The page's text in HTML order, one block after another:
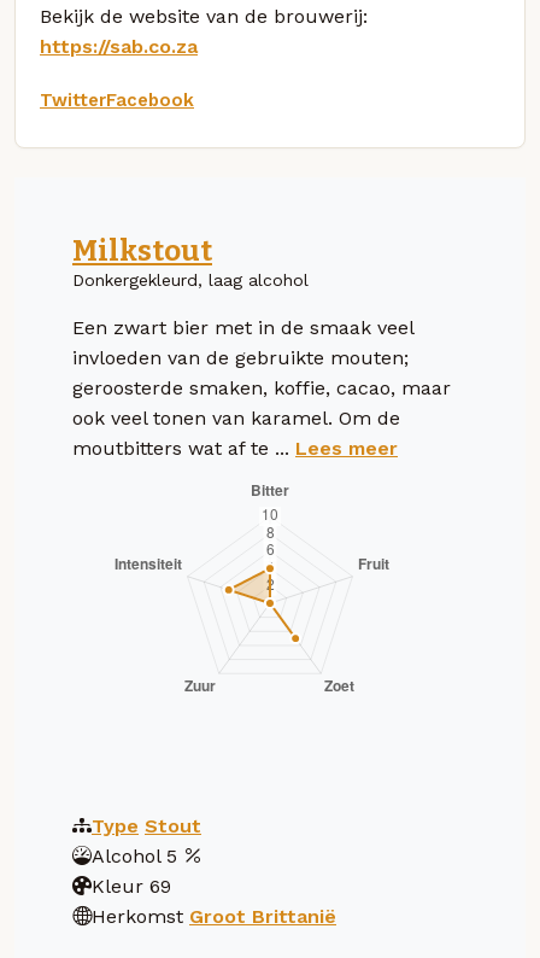
Bekijk de website van de brouwerij:
https://sab.co.za
TwitterFacebook
Milkstout
Donkergekleurd, laag alcohol
Een zwart bier met in de smaak veel
invloeden van de gebruikte mouten;
geroosterde smaken, koffie, cacao, maar
ook veel tonen van karamel. Om de
moutbitters wat af te ... Lees meer
Type Stout
Alcohol 5
Kleur 69
Herkomst Groot Brittanië